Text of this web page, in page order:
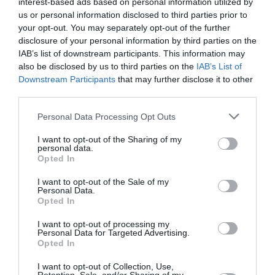
us or personal information disclosed to third parties prior to
your opt-out. You may separately opt-out of the further
disclosure of your personal information by third parties on the
IAB’s list of downstream participants. This information may
also be disclosed by us to third parties on the IAB’s List of
Downstream Participants that may further disclose it to other
Personal Data Processing Opt Outs
I want to opt-out of the Sharing of my
personal data.
Opted In
I want to opt-out of the Sale of my
Personal Data.
Opted In
I want to opt-out of processing my
Personal Data for Targeted Advertising.
Opted In
I want to opt-out of Collection, Use,
Σεροτονίνη – Μισέλ Ουελμπέκ
Ταυτότητα Εκδήλωσης
Ημερομηνία:
Δευτέρα & Τρίτη, 21.00
Τοποθεσία:
Bios, Πειραιώς 84, Γκάζι
Bios
18€ κανονικό | 14€ φοιτητικό, άνω των 65, ΑμΕΑ, 65+
Πληροφορίες / Κρατήσεις: